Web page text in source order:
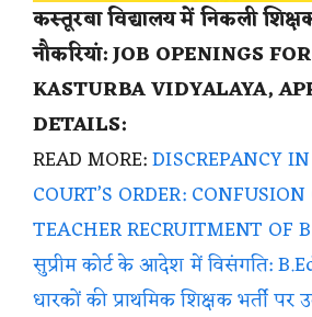
कस्तूरबा विद्यालय में निकली
नौकरियां: JOB OPENINGS
KASTURBA VIDYALAYA,
DETAILS:
READ MORE:DISCREPANCY
COURT’S ORDER:
TEACHER RECRUITMENT OF
सुप्रीम कोर्ट के आदेश में विसंगति:
धारकों की प्राथमिक शिक्षक भर्ती